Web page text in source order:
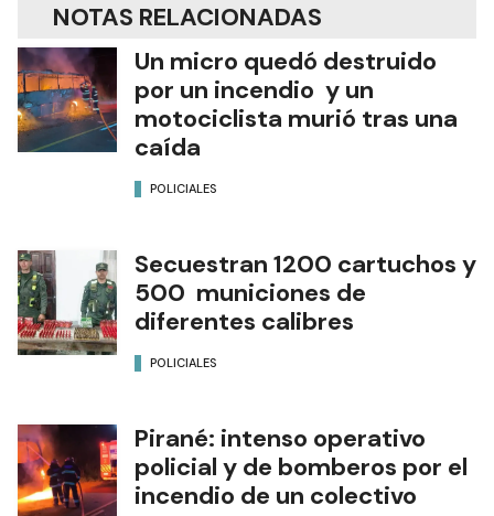
NOTAS RELACIONADAS
Un micro quedó destruido
por un incendio y un
motociclista murió tras una
caída
POLICIALES
Secuestran 1200 cartuchos y
500 municiones de
diferentes calibres
POLICIALES
Pirané: intenso operativo
policial y de bomberos por el
incendio de un colectivo